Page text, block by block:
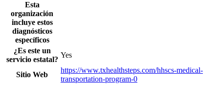
Esta
organización
incluye estos
diagnósticos
específicos
¿Es este un
servicio estatal?
Yes
Sitio Web
https://www.txhealthsteps.com/hhscs-medical-
transportation-program-0